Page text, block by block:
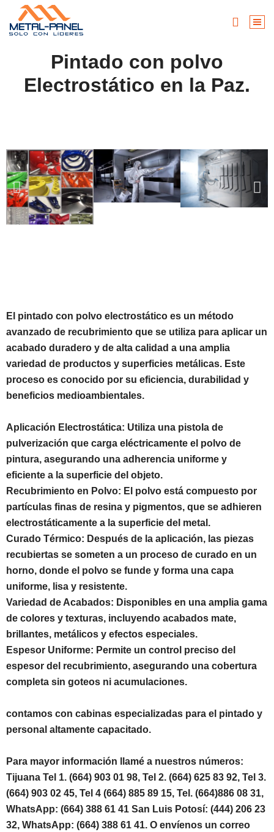
Pintado con polvo
Electrostático en la Paz.
El pintado con polvo electrostático es un método
avanzado de recubrimiento que se utiliza para aplicar un
acabado duradero y de alta calidad a una amplia
variedad de productos y superficies metálicas. Este
proceso es conocido por su eficiencia, durabilidad y
beneficios medioambientales.
Aplicación Electrostática: Utiliza una pistola de
pulverización que carga eléctricamente el polvo de
pintura, asegurando una adherencia uniforme y
eficiente a la superficie del objeto.
Recubrimiento en Polvo: El polvo está compuesto por
partículas finas de resina y pigmentos, que se adhieren
electrostáticamente a la superficie del metal.
Curado Térmico: Después de la aplicación, las piezas
recubiertas se someten a un proceso de curado en un
horno, donde el polvo se funde y forma una capa
uniforme, lisa y resistente.
Variedad de Acabados: Disponibles en una amplia gama
de colores y texturas, incluyendo acabados mate,
brillantes, metálicos y efectos especiales.
Espesor Uniforme: Permite un control preciso del
espesor del recubrimiento, asegurando una cobertura
completa sin goteos ni acumulaciones.
contamos con cabinas especializadas para el pintado y
personal altamente capacitado.
Para mayor información llamé a nuestros números:
Tijuana Tel 1. (664) 903 01 98, Tel 2. (664) 625 83 92, Tel 3.
(664) 903 02 45, Tel 4 (664) 885 89 15, Tel. (664)886 08 31,
WhatsApp: (664) 388 61 41 San Luis Potosí: (444) 206 23
32, WhatsApp: (664) 388 61 41. O envíenos un correo